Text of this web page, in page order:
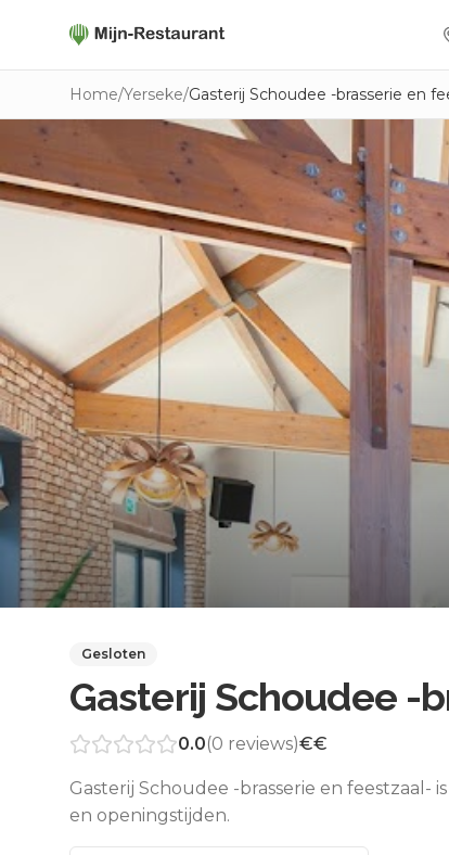
Home/Yerseke/Gasterij Schoudee -brasserie en
Gesloten
Gasterij Schoudee -
0.0(0 reviews)€€
Gasterij Schoudee -brasserie en feestzaal-
en openingstijden.